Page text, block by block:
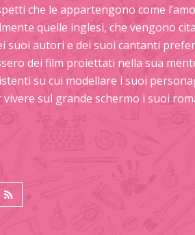
che le appartengono come
quelle inglesi, che vengono
suoi autori e dei suoi cantanti
dei film proiettati nella sua
su cui modellare i suoi
sul grande schermo i suoi